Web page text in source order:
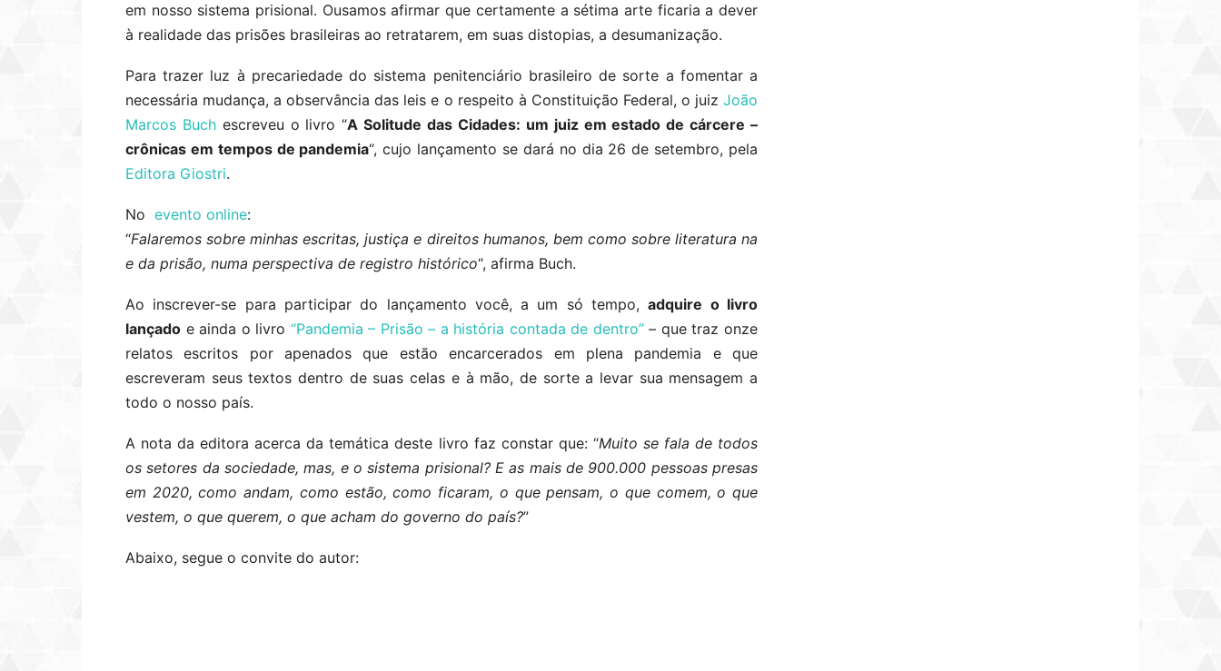
em nosso sistema prisional. Ousamos afirmar que certamente a sétima arte ficaria a dever
à realidade das prisões brasileiras ao retratarem, em suas distopias, a desumanização.
Para trazer luz à precariedade do sistema penitenciário brasileiro de sorte a fomentar a
necessária mudança, a observância das leis e o respeito à Constituição Federal, o juiz João
Marcos Buchescreveu o livro “A Solitude das Cidades: um juiz em estado de cárcere –
crônicas em tempos de pandemia“, cujo lançamento se dará no dia 26 de setembro, pela
Editora Giostri.
No evento online:
“Falaremos sobre minhas escritas, justiça e direitos humanos, bem como sobre literatura na
e da prisão, numa perspectiva de registro histórico“, afirma Buch.
Ao inscrever-se para participar do lançamento você, a um só tempo,adquire o livro
lançado e ainda o livro “Pandemia – Prisão – a história contada de dentro”– que traz onze
relatos escritos por apenados que estão encarcerados em plena pandemia e que
escreveram seus textos dentro de suas celas e à mão, de sorte a levar sua mensagem a
todo o nosso país.
A nota da editora acerca da temática deste livro faz constar que: “Muito se fala de todos
os setores da sociedade, mas, e o sistema prisional? E as mais de 900.000 pessoas presas
em 2020, como andam, como estão, como ficaram, o que pensam, o que comem, o que
vestem, o que querem, o que acham do governo do país?”
Abaixo, segue o convite do autor: